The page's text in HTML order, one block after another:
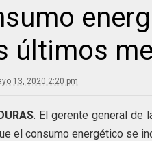
últimos
13, 2020 2:20 pm
. El gerente general de
el consumo energético se